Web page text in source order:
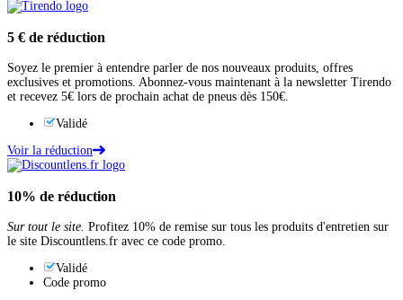
5 € de réduction
Soyez le premier à entendre parler de nos nouveaux produits, offres
exclusives et promotions. Abonnez-vous maintenant à la newsletter Tirendo
et recevez 5€ lors de prochain achat de pneus dès 150€.
Validé
Voir la réduction
10% de réduction
Sur tout le site. Profitez 10% de remise sur tous les produits d'entretien sur
le site Discountlens.fr avec ce code promo.
Validé
Code promo